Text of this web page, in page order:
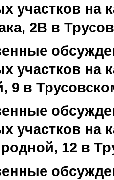
участков на
2В в
участков на
9 в
участков на
12 в